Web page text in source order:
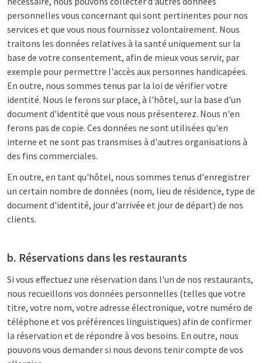
personnelles vous concernant qui sont pertinentes pour nos
services et que vous nous fournissez volontairement. Nous
traitons les données relatives à la santé uniquement sur la
base de votre consentement, afin de mieux vous servir, par
exemple pour permettre l'accès aux personnes handicapées.
En outre, nous sommes tenus par la loi de vérifier votre
identité. Nous le ferons sur place, à l'hôtel, sur la base d'un
document d'identité que vous nous présenterez. Nous n'en
ferons pas de copie. Ces données ne sont utilisées qu'en
interne et ne sont pas transmises à d'autres organisations à
des fins commerciales.
En outre, en tant qu'hôtel, nous sommes tenus d'enregistrer
un certain nombre de données (nom, lieu de résidence, type de
document d'identité, jour d'arrivée et jour de départ) de nos
clients.
b. Réservations dans les restaurants
Si vous effectuez une réservation dans l'un de nos restaurants,
nous recueillons vos données personnelles (telles que votre
titre, votre nom, votre adresse électronique, votre numéro de
téléphone et vos préférences linguistiques) afin de confirmer
la réservation et de répondre à vos besoins. En outre, nous
pouvons vous demander si nous devons tenir compte de vos